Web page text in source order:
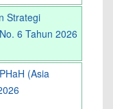
Strategi
6 Tahun 2026
(Asia